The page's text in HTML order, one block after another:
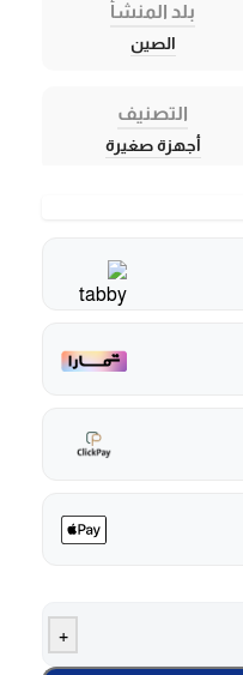
بلد المنشأ
الصين
التصنيف
أجهزة صغيرة
+